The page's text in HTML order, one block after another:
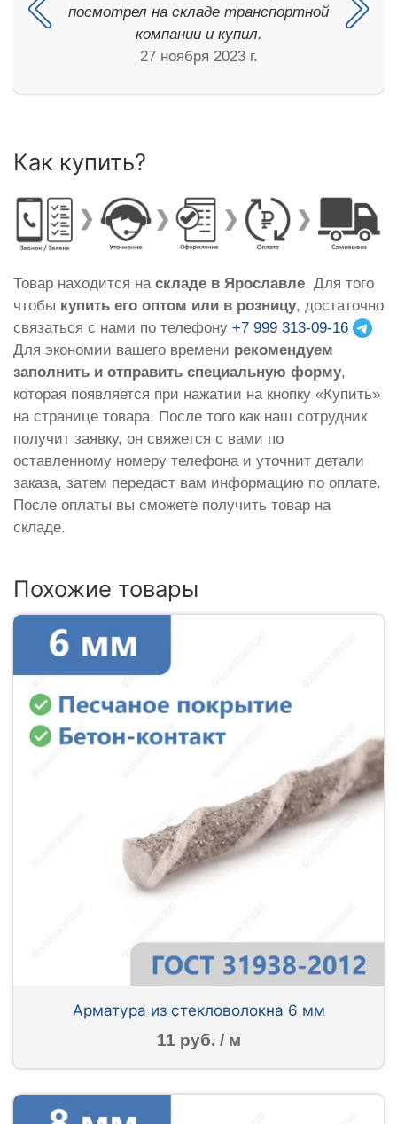
посмотрел на складе транспортной
компании и купил.
27 ноября 2023 г.
Как купить?
Товар находится на складе в Ярославле. Для того
чтобы купить его оптом или в розницу, достаточно
связаться с нами по телефону +7 999 313-09-16
Для экономии вашего времени рекомендуем
заполнить и отправить специальную форму,
которая появляется при нажатии на кнопку «Купить»
на странице товара. После того как наш сотрудник
получит заявку, он свяжется с вами по
оставленному номеру телефона и уточнит детали
заказа, затем передаст вам информацию по оплате.
После оплаты вы сможете получить товар на
складе.
Похожие товары
Арматура из стекловолокна 6 мм
11 руб. / м